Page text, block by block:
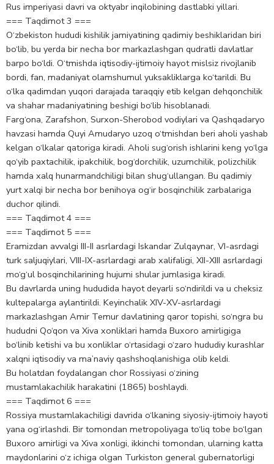
Rus imperiyasi davri va oktyabr inqilobining dastlabki yillari.
=== Taqdimot 3 ===
O‘zbekiston hududi kishilik jamiyatining qadimiy beshiklaridan biri
bo‘lib, bu yerda bir necha bor markazlashgan qudratli davlatlar
barpo bo‘ldi. O‘tmishda iqtisodiy-ijtimoiy hayot mislsiz rivojlanib
bordi, fan, madaniyat olamshumul yuksakliklarga ko‘tarildi. Bu
o‘lka qadimdan yuqori darajada taraqqiy etib kelgan dehqonchilik
va shahar madaniyatining beshigi bo‘lib hisoblanadi.
Farg‘ona, Zarafshon, Surxon-Sherobod vodiylari va Qashqadaryo
havzasi hamda Quyi Amudaryo uzoq o‘tmishdan beri aholi yashab
kelgan o‘lkalar qatoriga kiradi. Aholi sug‘orish ishlarini keng yo‘lga
qo‘yib paxtachilik, ipakchilik, bog‘dorchilik, uzumchilik, polizchilik
hamda xalq hunarmandchiligi bilan shug‘ullangan. Bu qadimiy
yurt xalqi bir necha bor benihoya og‘ir bosqinchilik zarbalariga
duchor qilindi.
=== Taqdimot 4 ===
=== Taqdimot 5 ===
Eramizdan avvalgi III-II asrlardagi Iskandar Zulqaynar, VI-asrdagi
turk saljuqiylari, VIII-IX-asrlardagi arab xalifaligi, XII-XIII asrlardagi
mo‘g‘ul bosqinchilarining hujumi shular jumlasiga kiradi.
Bu davrlarda uning hududida hayot deyarli so‘ndirildi va u cheksiz
kultepalarga aylantirildi. Keyinchalik XIV-XV-asrlardagi
markazlashgan Amir Temur davlatining qaror topishi, so‘ngra bu
hududni Qo‘qon va Xiva xonliklari hamda Buxoro amirligiga
bo‘linib ketishi va bu xonliklar o‘rtasidagi o‘zaro hududiy kurashlar
xalqni iqtisodiy va ma’naviy qashshoqlanishiga olib keldi.
Bu holatdan foydalangan chor Rossiyasi o‘zining
mustamlakachilik harakatini (1865) boshlaydi.
=== Taqdimot 6 ===
Rossiya mustamlakachiligi davrida o‘lkaning siyosiy-ijtimoiy hayoti
yana og‘irlashdi. Bir tomondan metropoliyaga to‘liq tobe bo‘lgan
Buxoro amirligi va Xiva xonligi, ikkinchi tomondan, ularning katta
maydonlarini o‘z ichiga olgan Turkiston general gubernatorligi